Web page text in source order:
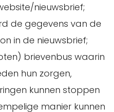
nieuwsbrief;
de gegevens van de
in de nieuwsbrief;
brievenbus waarin
hun zorgen,
kunnen stoppen
manier kunnen